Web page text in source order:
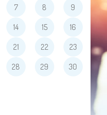
7 8 9
14 15 16
21 22 23
28 29 30